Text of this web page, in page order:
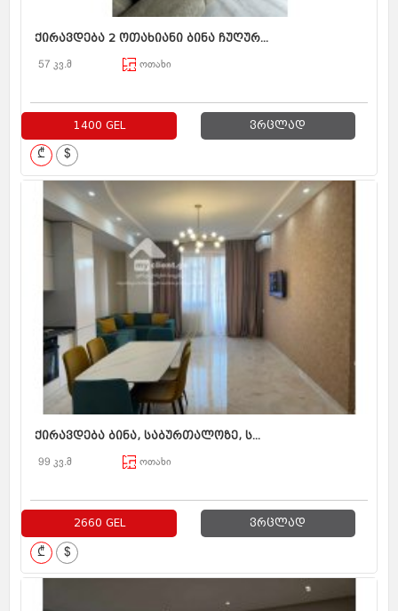
ქირავდება 2 ოთახიანი ბინა ჩუღურ...
57 კვ.მ ოთახი
1400 GEL ვრცლად
₾ $
ქირავდება ბინა, საბურთალოზე, ს...
99 კვ.მ ოთახი
2660 GEL ვრცლად
₾ $